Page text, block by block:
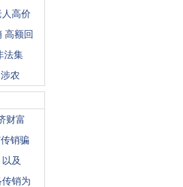
高价
高额回
法集
农
财富
销骗
及
销为